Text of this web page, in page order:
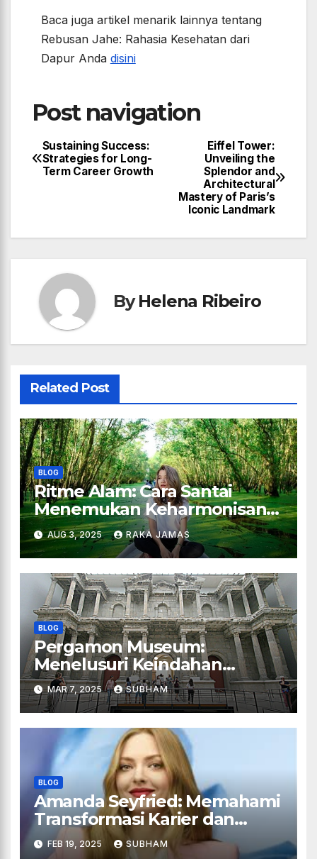
Baca juga artikel menarik lainnya tentang
Rebusan Jahe: Rahasia Kesehatan dari
Dapur Anda disini
Post navigation
Eiffel Tower:
Unveiling the
Splendor and
Architectural
Mastery of Paris’s
Iconic Landmark
Sustaining Success:
Strategies for Long-
Term Career Growth
ByHelena Ribeiro
Related Post
BLOG
Ritme Alam: Cara Santai
Menemukan Keharmonisan
Hidup
AUG 3, 2025 RAKA JAMAS
BLOG
Pergamon Museum:
Menelusuri Keindahan
Arsitektur dan Koleksi
Legendaris
MAR 7, 2025 SUBHAM
BLOG
Amanda Seyfried: Memahami
Transformasi Karier dan
Peran-Peran Ikoniknya
FEB 19, 2025 SUBHAM